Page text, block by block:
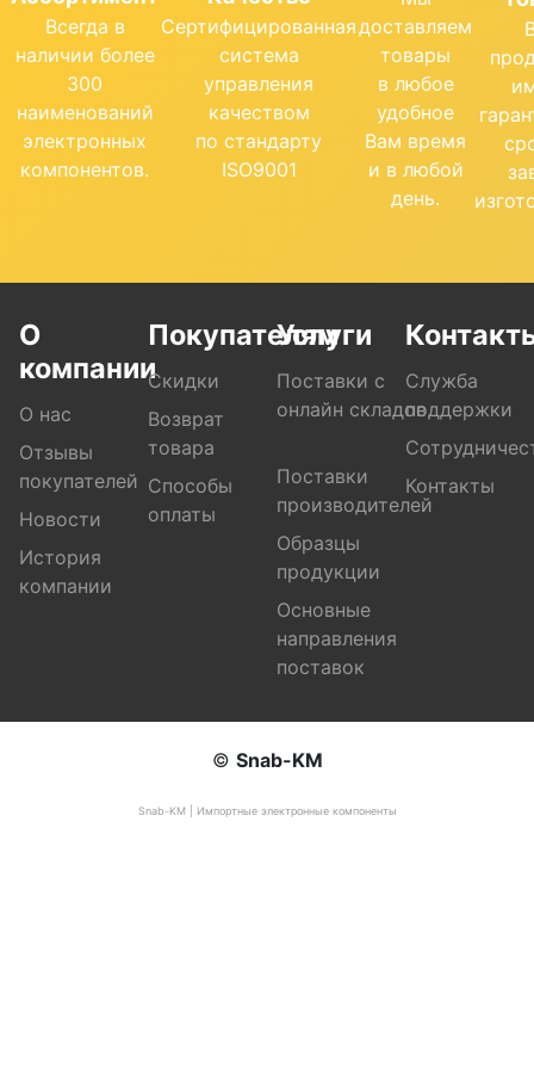
Всегда в
наличии более
300
наименований
электронных
компонентов.
Сертифицированная
система
управления
качеством
по стандарту
ISO9001
доставляем
товары
в любое
удобное
Вам время
и в любой
день.
О
компании
О нас
Отзывы
покупателей
Новости
История
компании
Покупателям
Скидки
Возврат
товара
Способы
оплаты
Услуги
Поставки с
онлайн складов
Поставки
производителей
Образцы
продукции
Основные
направления
поставок
Служба
поддержки
Контакты
© Snab-KM
Snab-KM | Импортные электронные компоненты